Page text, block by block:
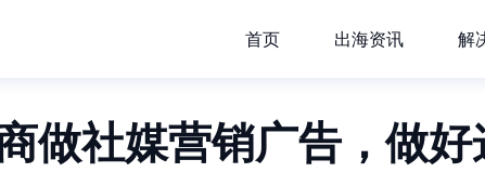
首页 出海资讯 解
做社媒营销广告，做